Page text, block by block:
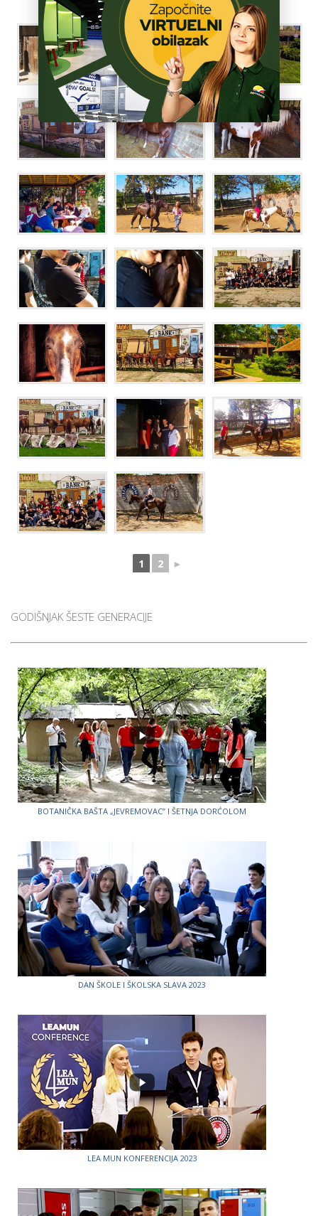
1 2 ►
GODIŠNJAK ŠESTE GENERACIJE
BOTANIČKA BAŠTA „JEVREMOVAC” I ŠETNJA DORĆOLOM
DAN ŠKOLE I ŠKOLSKA SLAVA 2023
LEA MUN KONFERENCIJA 2023
POZOVITE NAS »
BROJ MESTA »
PRIJAVITE SE »